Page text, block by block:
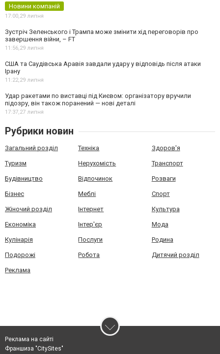
Новини компаній
17:00,29 липня
Зустріч Зеленського і Трампа може змінити хід переговорів про
завершення війни, – FT
11:56,29 липня
США та Саудівська Аравія завдали удару у відповідь після атаки
Ірану
11:22,29 липня
Удар ракетами по виставці під Києвом: організатору вручили
підозру, він також поранений — нові деталі
17:37,27 липня
Рубрики новин
Загальний розділ Техніка Здоров'я
Туризм Нерухомість Транспорт
Будівництво Відпочинок Розваги
Бізнес Меблі Спорт
Жіночий розділ Інтернет Культура
Економіка Інтер'єр Мода
Кулінарія Послуги Родина
Подорожі Робота Дитячий розділ
Реклама
Реклама на сайті
Франшиза "CitySites"